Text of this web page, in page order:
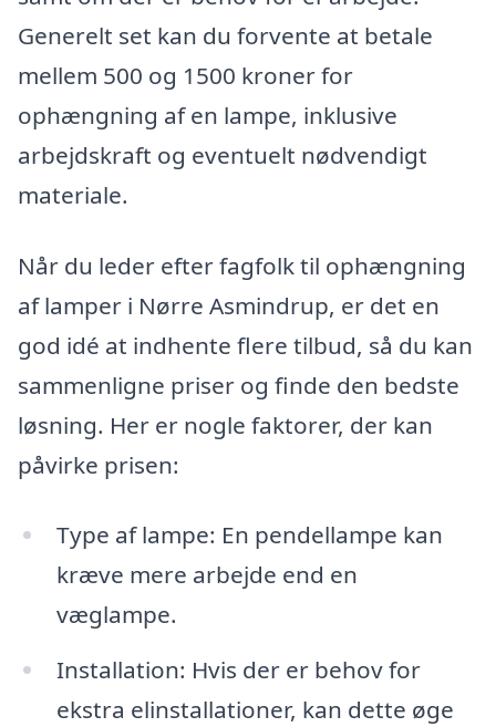
Generelt set kan du forvente at betale
mellem 500 og 1500 kroner for
ophængning af en lampe, inklusive
arbejdskraft og eventuelt nødvendigt
materiale.
Når du leder efter fagfolk til ophængning
af lamper i Nørre Asmindrup, er det en
god idé at indhente flere tilbud, så du kan
sammenligne priser og finde den bedste
løsning. Her er nogle faktorer, der kan
påvirke prisen:
Type af lampe: En pendellampe kan
kræve mere arbejde end en
væglampe.
Installation: Hvis der er behov for
ekstra elinstallationer, kan dette øge